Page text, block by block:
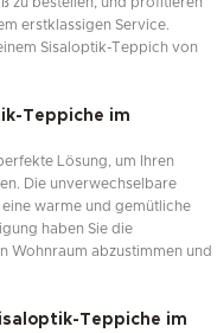
erstklassigen Service.
Sisaloptik-Teppich von
Teppiche im
Lösung, um Ihren
Die unverwechselbare
warme und gemütliche
haben Sie die
Wohnraum abzustimmen und
Teppiche im